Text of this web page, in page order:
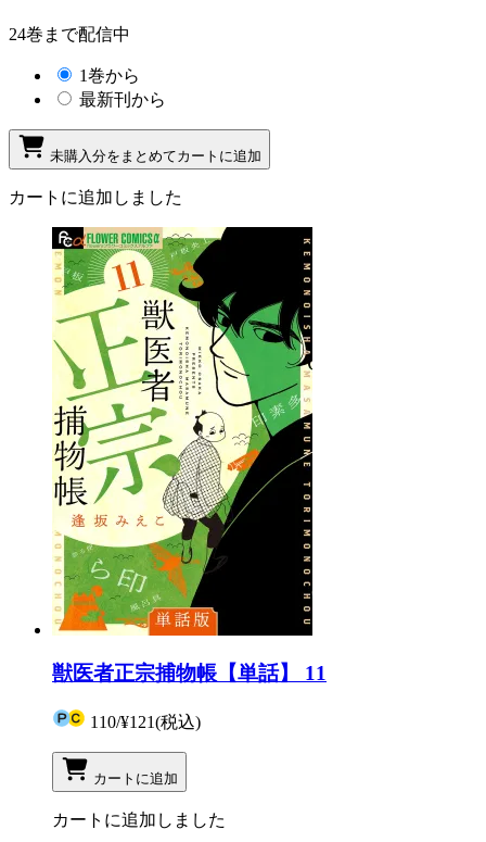
24巻まで配信中
1巻から
最新刊から
未購入分をまとめてカートに追加
カートに追加しました
獣医者正宗捕物帳【単話】 11
110/¥121(税込)
カートに追加
カートに追加しました